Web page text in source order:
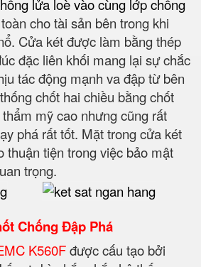
lửa loè vào cùng lớp chống
cho tài sản bên trong khi
Cửa két được làm bằng thép
đặc liên khối mang lại sự chắc
tác động mạnh va đập từ bên
chốt hai chiều bằng chốt
mỹ cao nhưng cũng rất
phá rất tốt. Mặt trong cửa két
thuận tiện trong việc bảo mật
trọng.
Chống Đập Phá
K560Fđược cấu tạo bởi